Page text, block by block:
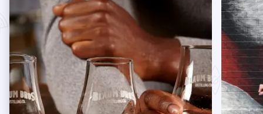
グ・カンパニー
は、シカゴ西郊に
ある家族経営の地
ビール醸造所兼パ
ブ。
ン鉄
道の
廃線
とな
った
本線
に代
わる
屋内
トレ
ッ
ト・
ショ
ッピ
ング